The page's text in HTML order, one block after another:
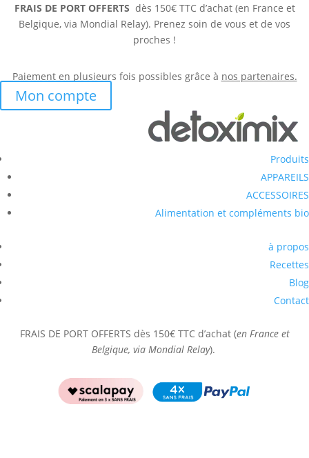
FRAIS DE PORT OFFERTS dès 150€ TTC d’achat (en France et
Belgique, via Mondial Relay). Prenez soin de vous et de vos
proches !
Paiement en plusieurs fois possibles grâce à nos partenaires.
Mon compte
Produits
APPAREILS
ACCESSOIRES
Alimentation et compléments bio
à propos
Recettes
Blog
Contact
FRAIS DE PORT OFFERTS dès 150€ TTC d’achat (en France et
Belgique, via Mondial Relay).